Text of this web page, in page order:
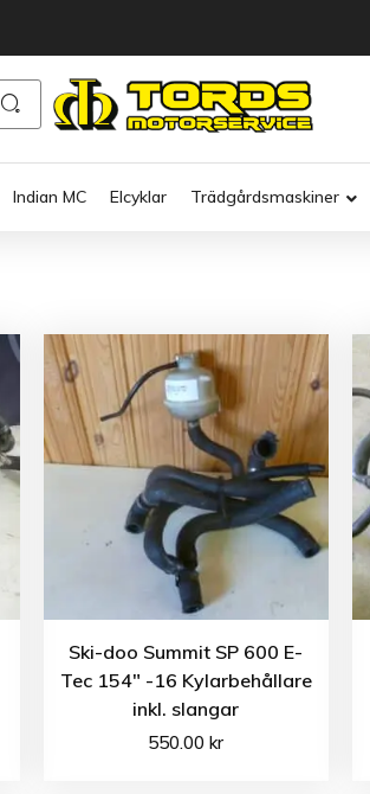
Indian MC Elcyklar Trädgårdsmaskiner
Ski-doo Summit SP 600 E-
Tec 154″ -16 Kylarbehållare
inkl. slangar
550.00kr